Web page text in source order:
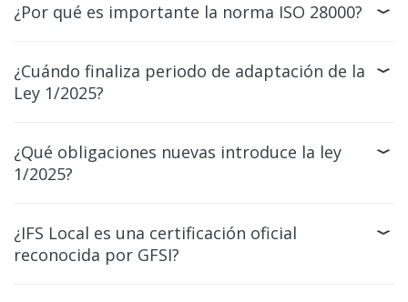
¿Por qué es importante la norma ISO 28000?
¿Cuándo finaliza periodo de adaptación de la
Ley 1/2025?
¿Qué obligaciones nuevas introduce la ley
1/2025?
¿IFS Local es una certificación oficial
reconocida por GFSI?